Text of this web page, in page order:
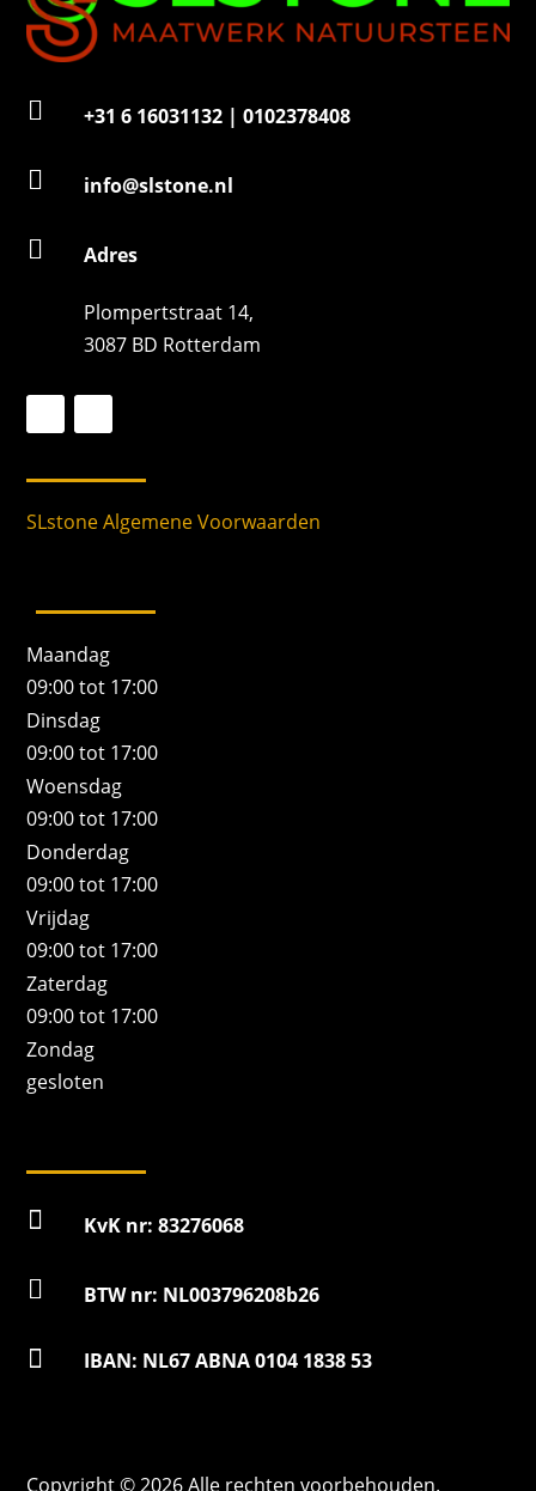
 +31 6 16031132 | 0102378408
 info@slstone.nl
 Adres
Plompertstraat 14,
3087 BD Rotterdam
SLstone Algemene Voorwaarden
Maandag
09:00 tot 17:00
Dinsdag
09:00 tot 17:00
Woensdag
09:00 tot 17:00
Donderdag
09:00 tot 17:00
Vrijdag
09:00 tot 17:00
Zaterdag
09:00 tot 17:00
Zondag
gesloten
 KvK nr: 83276068
 BTW nr: NL003796208b26
 IBAN: NL67 ABNA 0104 1838 53
Copyright © 2026 Alle rechten voorbehouden.